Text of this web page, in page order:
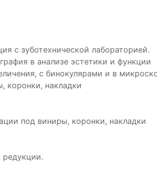
с зуботехнической лабораторией.
в анализе эстетики и функции
с бинокулярами и в
коронки, накладки
под виниры, коронки, накладки
редукции.